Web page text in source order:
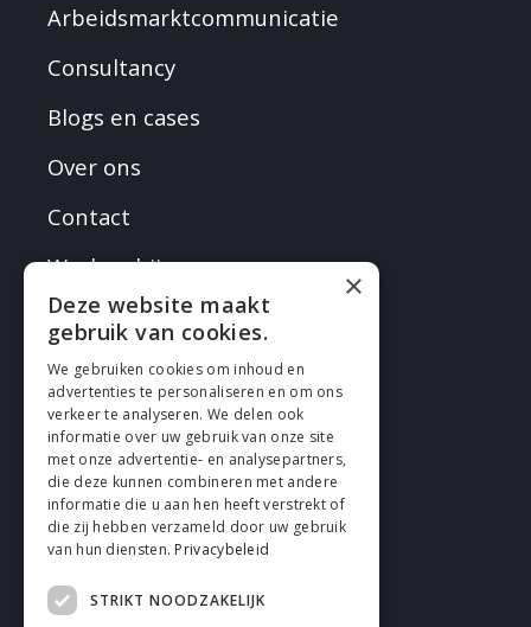
Arbeidsmarktcommunicatie
Consultancy
Blogs en cases
Over ons
Contact
Werken bij
VOLG EN
Cookies
×
Deze website maakt
gebruik van cookies.
We gebruiken cookies om inhoud en
advertenties te personaliseren en om ons
verkeer te analyseren. We delen ook
informatie over uw gebruik van onze site
met onze advertentie- en analysepartners,
die deze kunnen combineren met andere
informatie die u aan hen heeft verstrekt of
die zij hebben verzameld door uw gebruik
van hun diensten. Privacybeleid
STRIKT NOODZAKELIJK